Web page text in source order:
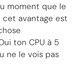
moment que le
cet avantage est
ton CPU à 5
ne le vois pas